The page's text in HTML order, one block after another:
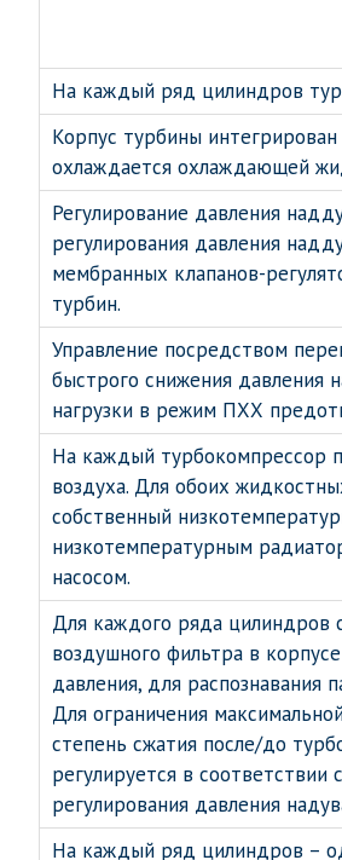
На каждый ряд цилиндров
Корпус турбины
охлаждается охлаждающей
Регулирование давления
регулирования давления
мембранных клапанов-
турбин.
Управление посредством
быстрого снижения давления
нагрузки в режим ПХХ
На каждый турбокомпрессор
воздуха. Для обоих
собственный
низкотемпературным
насосом.
Для каждого ряда цилиндров
воздушного фильтра в
давления, для распознавания
Для ограничения
степень сжатия после/до
регулируется в
регулирования давления
На каждый ряд цилиндров –